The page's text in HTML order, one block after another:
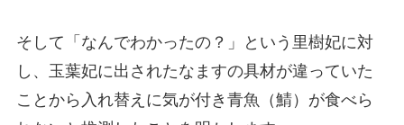
そして「なんでわかったの？」という里樹妃に対
し、玉葉妃に出されたなますの具材が違っていた
ことから入れ替えに気が付き青魚（鯖）が食べら